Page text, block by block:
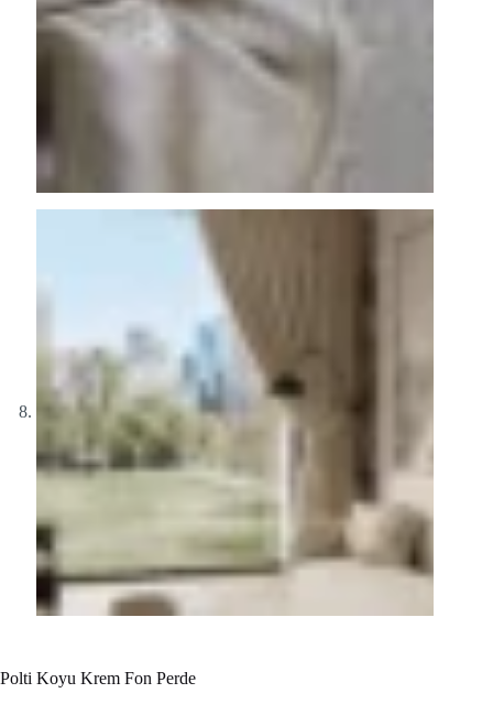
Polti Koyu Krem Fon Perde